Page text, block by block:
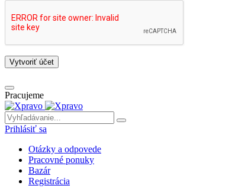
Vytvoriť účet
Pracujeme
Prihlásiť sa
Otázky a odpovede
Pracovné ponuky
Bazár
Registrácia